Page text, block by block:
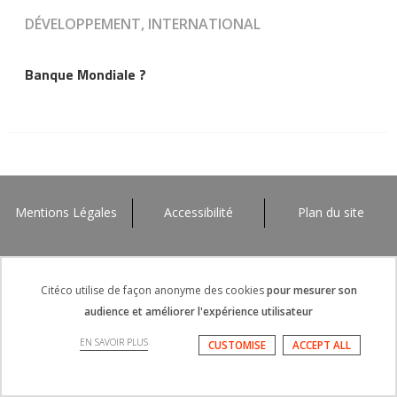
DÉVELOPPEMENT, INTERNATIONAL
Banque Mondiale ?
Mentions Légales Accessibilité Plan du site
Citéco utilise de façon anonyme des cookiespour mesurer son
audience et améliorer l'expérience utilisateur
EN SAVOIR PLUS ACCEPT ALL
CUSTOMISE